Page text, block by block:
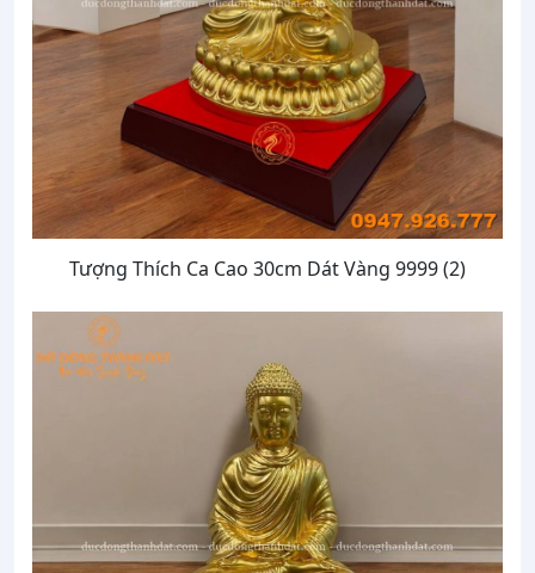
Tượng Thích Ca Cao 30cm Dát Vàng 9999 (2)